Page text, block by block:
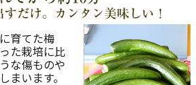
育てた梅
た栽培に比
な傷ものや
まいます。